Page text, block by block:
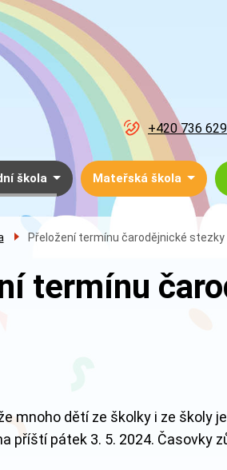
+420 736
škola Mateřská škola
Přeložení termínu čarodějnické stezky
termínu
mnoho dětí ze školky i ze školy
příští pátek 3. 5. 2024. Časovky